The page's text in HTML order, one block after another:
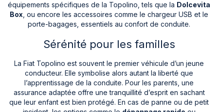
équipements spécifiques de la Topolino, tels que la Dolcevita
Box , ou encore les accessoires comme le chargeur USB et le
porte-bagages, essentiels au confort de conduite.
Sérénité pour les familles
La Fiat Topolino est souvent le premier véhicule d’un jeune
conducteur. Elle symbolise alors autant la liberté que
l’apprentissage de la conduite. Pour les parents, une
assurance adaptée offre une tranquillité d’esprit en sachant
que leur enfant est bien protégé. En cas de panne ou de petit